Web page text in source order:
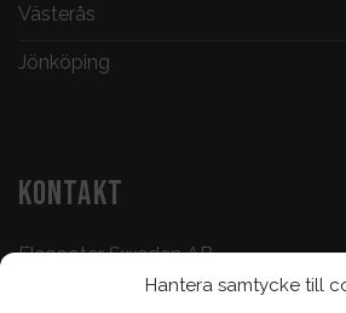
Hantera samtycke till
Västerås
Jönköping
KONTAKT
Elscooter Sweden AB
073-500 47 72